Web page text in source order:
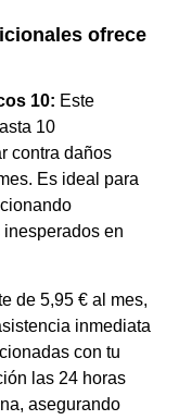
ofrece
10: Este
10
contra daños
Es ideal para
en
de 5,95 € al mes,
inmediata
con tu
las 24 horas
asegurando